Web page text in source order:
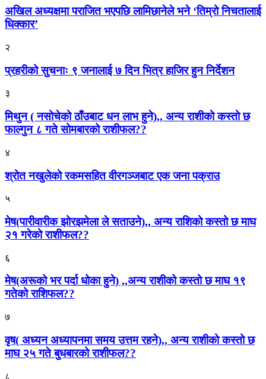
अखिल अध्यक्षमा पराजित भएपछि लामिछानेले भने ‘तिम्रो निचतालाई
धिक्कार’
२
प्रहरीको सुचनाः ९ जनालाई ७ दिन भित्र हाजिर हुन निर्देशन
३
मिथुन ( नसोचेको ठाँउबाट धन लाभ हुने),, अन्य राशीको कस्तो छ
फाल्गुन ८ गते सोमबारको राशीफल??
४
श्रोत नखुलेको रकमसहित वीरगञ्जबाट एक जना पक्राउ
५
मेष(पारीवारीक झोरझमेला ले सताउने),, अन्य राशिको कस्तो छ माघ
२१ गरेको राशीफल??
६
मेष(अरूको भर पर्दा धोका हुने) ,,अन्य राशीको कस्तो छ माघ १९
गतेको राशिफल??
७
वृष( अध्यन अध्यापनमा समय उत्तम रहने),, अन्य राशीको कस्तो छ
माघ २५ गते बुधबारको राशीफल??
८